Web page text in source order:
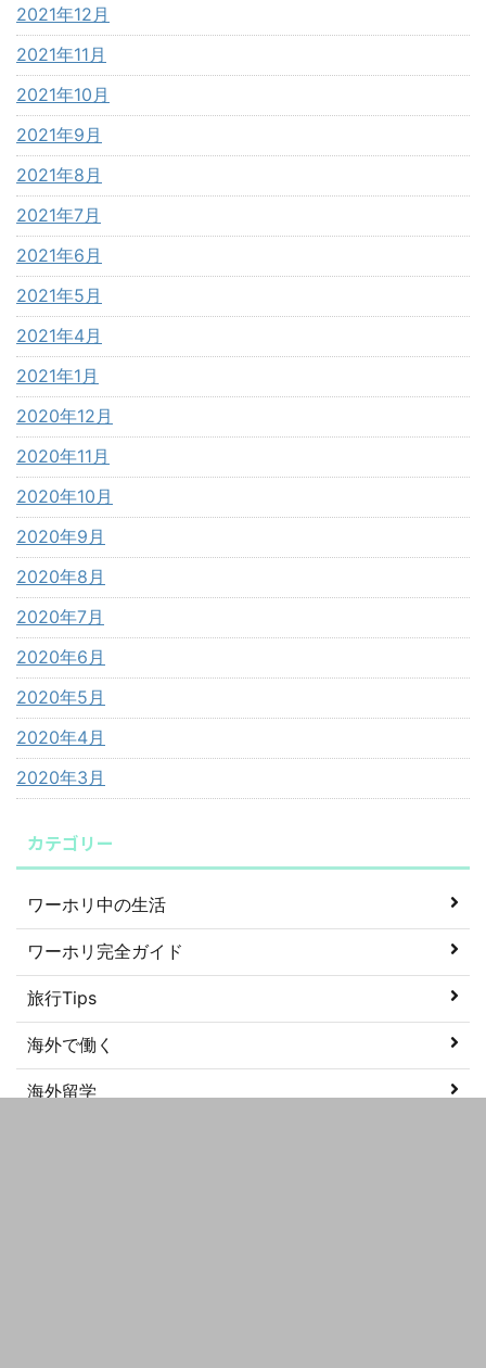
2021年12月
2021年11月
2021年10月
2021年9月
2021年8月
2021年7月
2021年6月
2021年5月
2021年4月
2021年1月
2020年12月
2020年11月
2020年10月
2020年9月
2020年8月
2020年7月
2020年6月
2020年5月
2020年4月
2020年3月
カテゴリー
ワーホリ中の生活
ワーホリ完全ガイド
旅行Tips
海外で働く
海外留学